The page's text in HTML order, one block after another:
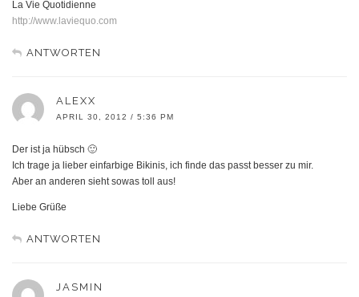
La Vie Quotidienne
http://www.laviequo.com
ANTWORTEN
ALEXX
APRIL 30, 2012 / 5:36 PM
Der ist ja hübsch 🙂
Ich trage ja lieber einfarbige Bikinis, ich finde das passt besser zu mir.
Aber an anderen sieht sowas toll aus!
Liebe Grüße
ANTWORTEN
JASMIN